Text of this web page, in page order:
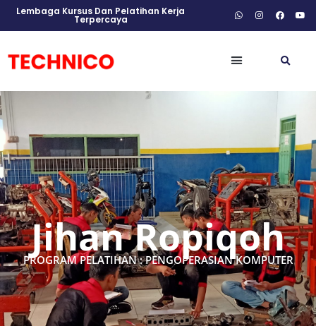
Lembaga Kursus Dan Pelatihan Kerja
Terpercaya
Jihan Ropiqoh
PROGRAM PELATIHAN : PENGOPERASIAN KOMPUTER